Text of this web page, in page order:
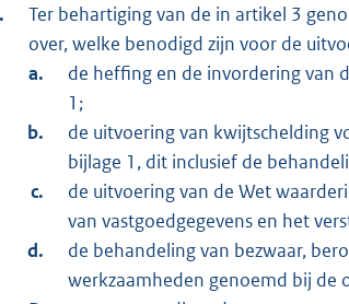
Ter behartiging van de in artikel 3
over, welke benodigd zijn voor de
de heffing en de invordering van
1;
de uitvoering van kwijtschelding
bijlage 1, dit inclusief de
de uitvoering van de Wet
van vastgoedgegevens en het
de behandeling van bezwaar,
werkzaamheden genoemd bij de